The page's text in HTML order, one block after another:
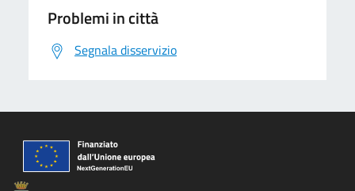
Problemi in città
Segnala disservizio